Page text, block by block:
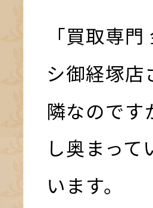
「買取専
シ御経塚
隣なのです
し奥まっ
います。